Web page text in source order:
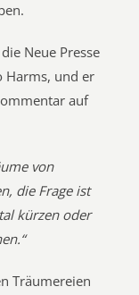
Neue Presse
Harms, und er
auf
von
die Frage ist
kürzen oder
Träumereien